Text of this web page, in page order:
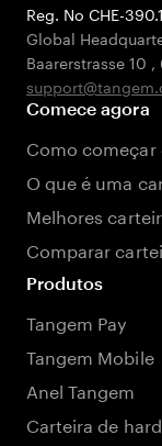
Reg. No CHE-
Global
Baarerstrasse 10 ,
Comece agora
Como
O que é uma
Melhores
Comparar
Produtos
Tangem Pay
Tangem Mobile
Anel Tangem
Carteira de